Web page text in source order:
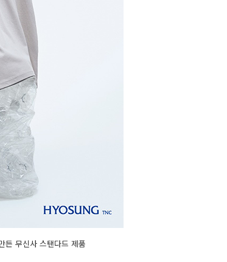
든 무신사 스탠다드 제품